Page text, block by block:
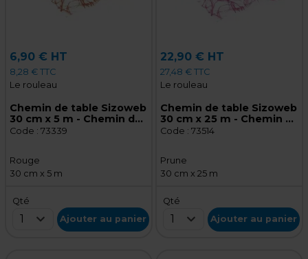
6,90 € HT
8,28 € TTC
Le rouleau
Chemin de table Sizoweb
30 cm x 5 m - Chemin de
table intissé - Rouge
Code : 73339
Rouge
30 cm x 5 m
Qté
1 Ajouter au panier
22,90 € HT
27,48 € TTC
Le rouleau
Chemin de table Sizoweb
30 cm x 25 m - Chemin de
table intissé - Prune
Code : 73514
Prune
30 cm x 25 m
Qté
1 Ajouter au panier